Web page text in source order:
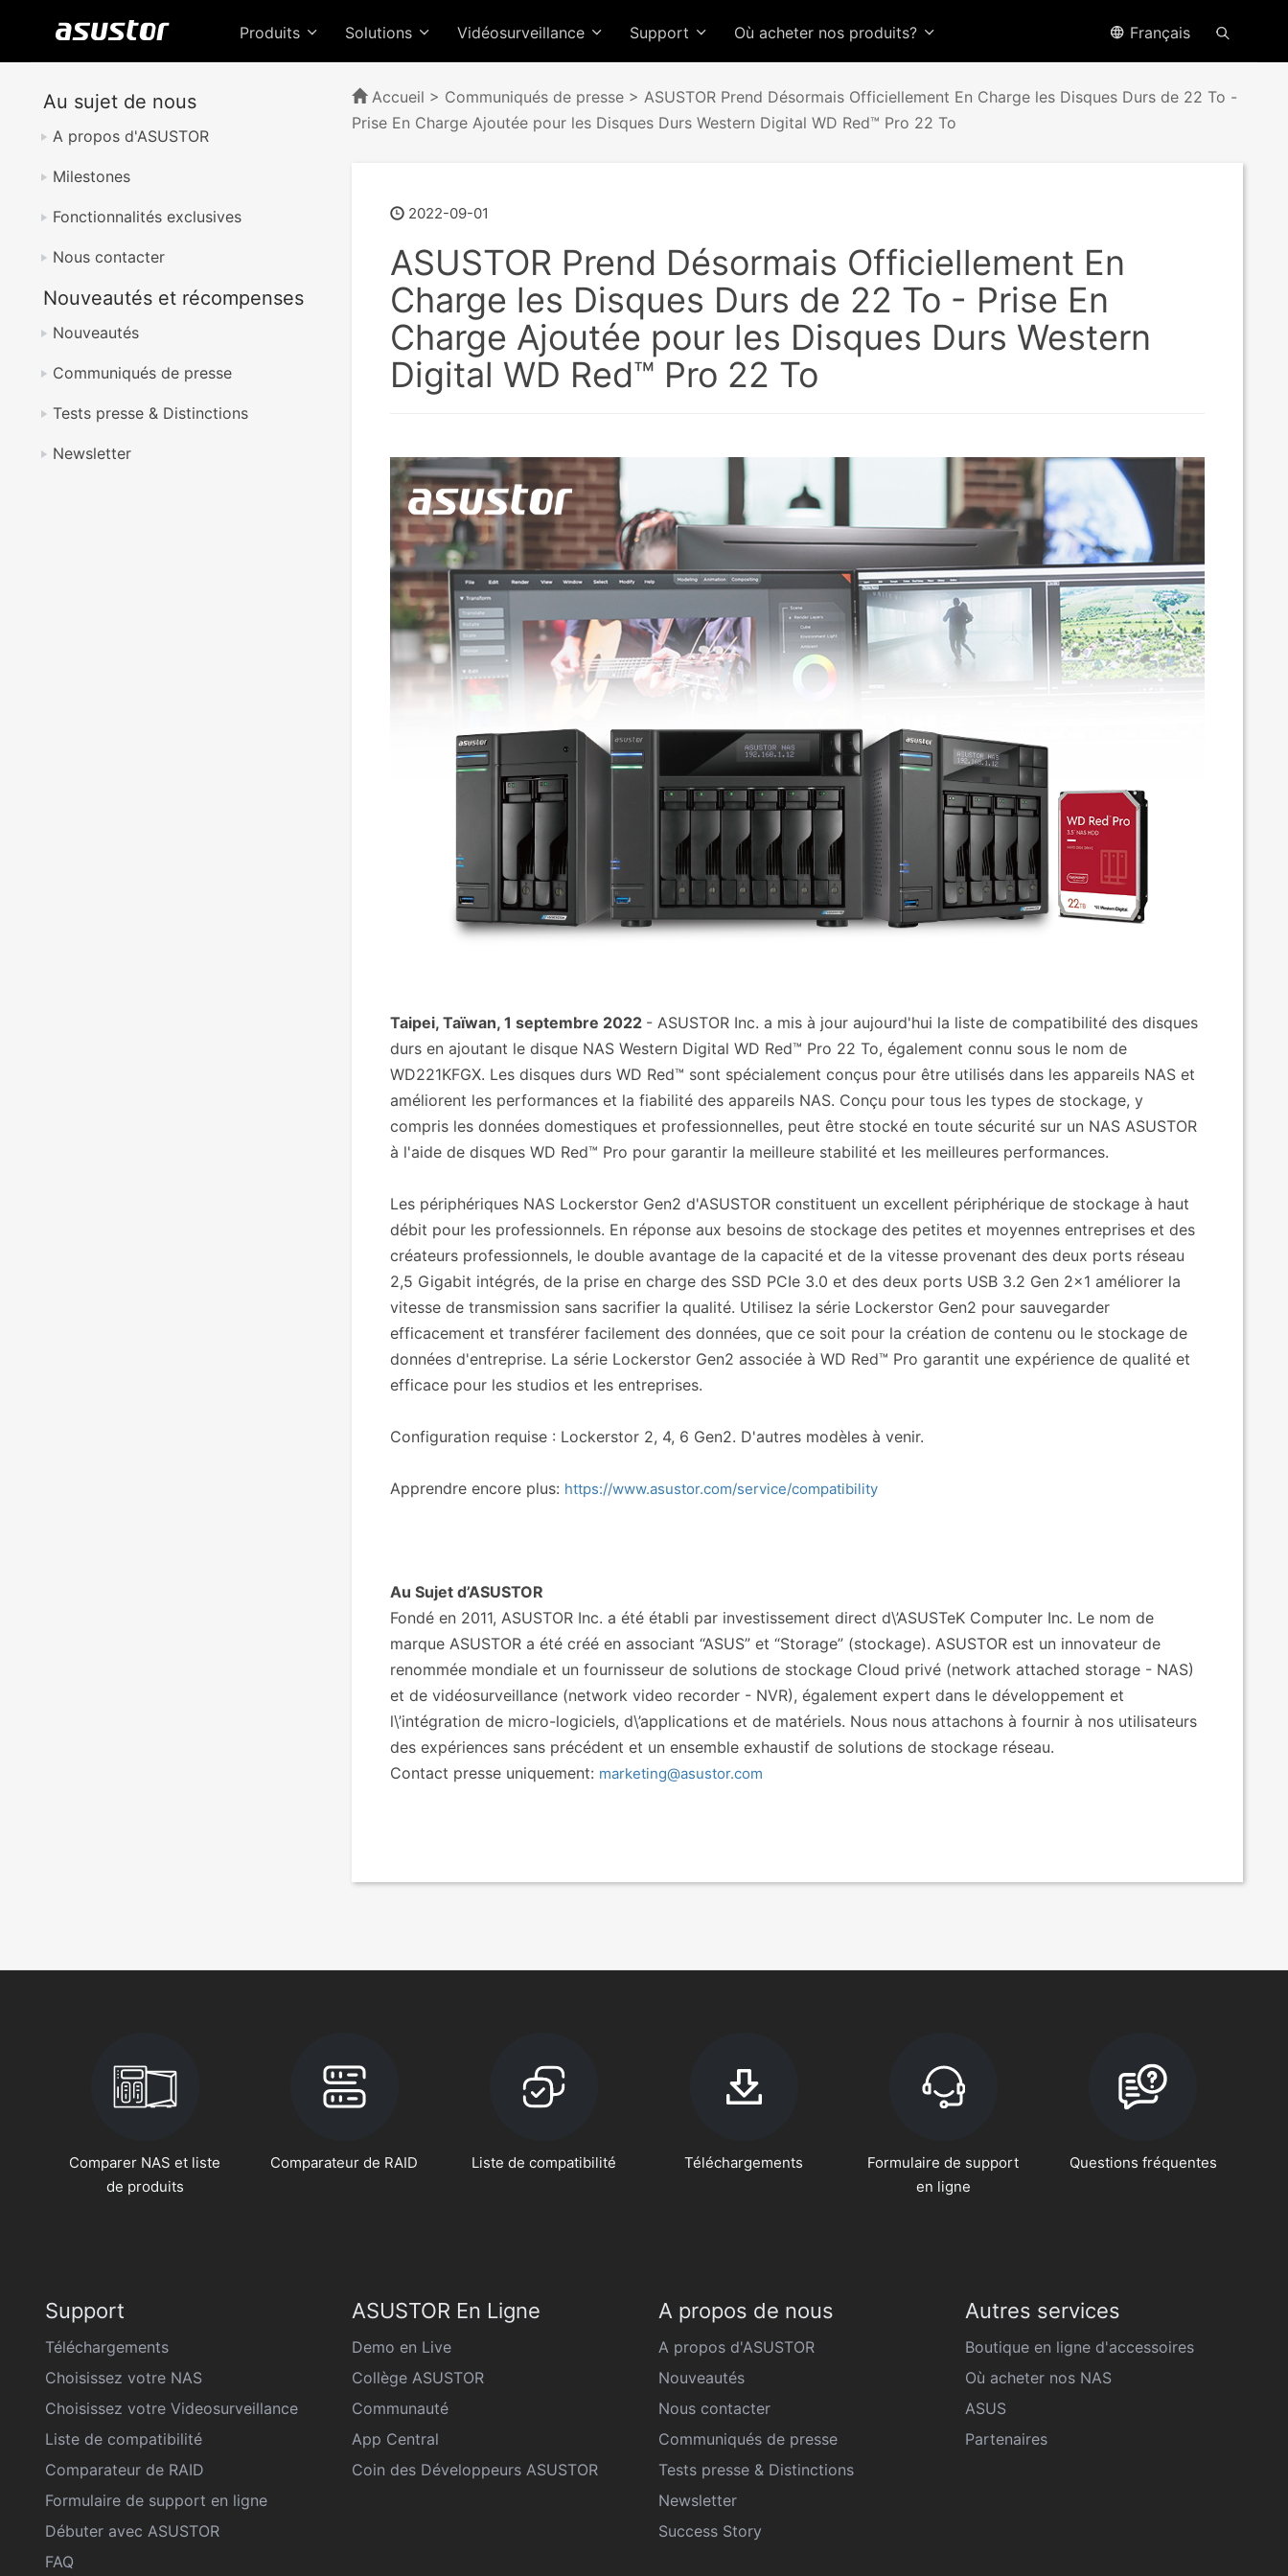
Produits Solutions Vidéosurveillance Support Où acheter nos produits? Français
Au sujet de nous
A propos d'ASUSTOR
Milestones
Fonctionnalités exclusives
Nous contacter
Nouveautés et récompenses
Nouveautés
Communiqués de presse
Tests presse & Distinctions
Newsletter
Accueil > Communiqués de presse > ASUSTOR Prend Désormais Officiellement En Charge les Disques Durs de 22 To -
Prise En Charge Ajoutée pour les Disques Durs Western Digital WD Red™ Pro 22 To
2022-09-01
ASUSTOR Prend Désormais Officiellement En
Charge les Disques Durs de 22 To - Prise En
Charge Ajoutée pour les Disques Durs Western
Digital WD Red™ Pro 22 To
Taipei, Taïwan, 1 septembre 2022 - ASUSTOR Inc. a mis à jour aujourd'hui la liste de compatibilité des disques
durs en ajoutant le disque NAS Western Digital WD Red™ Pro 22 To, également connu sous le nom de
WD221KFGX. Les disques durs WD Red™ sont spécialement conçus pour être utilisés dans les appareils NAS et
améliorent les performances et la fiabilité des appareils NAS. Conçu pour tous les types de stockage, y
compris les données domestiques et professionnelles, peut être stocké en toute sécurité sur un NAS ASUSTOR
à l'aide de disques WD Red™ Pro pour garantir la meilleure stabilité et les meilleures performances.
Les périphériques NAS Lockerstor Gen2 d'ASUSTOR constituent un excellent périphérique de stockage à haut
débit pour les professionnels. En réponse aux besoins de stockage des petites et moyennes entreprises et des
créateurs professionnels, le double avantage de la capacité et de la vitesse provenant des deux ports réseau
2,5 Gigabit intégrés, de la prise en charge des SSD PCIe 3.0 et des deux ports USB 3.2 Gen 2x1 améliorer la
vitesse de transmission sans sacrifier la qualité. Utilisez la série Lockerstor Gen2 pour sauvegarder
efficacement et transférer facilement des données, que ce soit pour la création de contenu ou le stockage de
données d'entreprise. La série Lockerstor Gen2 associée à WD Red™ Pro garantit une expérience de qualité et
efficace pour les studios et les entreprises.
Configuration requise : Lockerstor 2, 4, 6 Gen2. D'autres modèles à venir.
Apprendre encore plus: https://www.asustor.com/service/compatibility
Au Sujet d’ASUSTOR
Fondé en 2011, ASUSTOR Inc. a été établi par investissement direct d\’ASUSTeK Computer Inc. Le nom de
marque ASUSTOR a été créé en associant “ASUS” et “Storage” (stockage). ASUSTOR est un innovateur de
renommée mondiale et un fournisseur de solutions de stockage Cloud privé (network attached storage - NAS)
et de vidéosurveillance (network video recorder - NVR), également expert dans le développement et
l\’intégration de micro-logiciels, d\’applications et de matériels. Nous nous attachons à fournir à nos utilisateurs
des expériences sans précédent et un ensemble exhaustif de solutions de stockage réseau.
Contact presse uniquement: marketing@asustor.com
Comparer NAS et liste
de produits
Comparateur de RAID Liste de compatibilité Téléchargements
Formulaire de support
en ligne
Questions fréquentes
Support
Téléchargements
Choisissez votre NAS
Choisissez votre Videosurveillance
Liste de compatibilité
Comparateur de RAID
Formulaire de support en ligne
Débuter avec ASUSTOR
FAQ
ASUSTOR En Ligne
Demo en Live
Collège ASUSTOR
Communauté
App Central
Coin des Développeurs ASUSTOR
A propos de nous
A propos d'ASUSTOR
Nouveautés
Nous contacter
Communiqués de presse
Tests presse & Distinctions
Newsletter
Success Story
Autres services
Boutique en ligne d'accessoires
Où acheter nos NAS
ASUS
Partenaires